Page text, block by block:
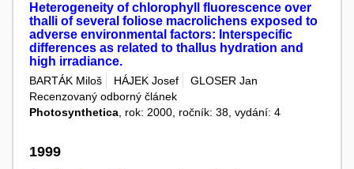
Heterogeneity of chlorophyll fluorescence over
thalli of several foliose macrolichens exposed to
adverse environmental factors: Interspecific
differences as related to thallus hydration and
high irradiance.
BARTÁK Miloš HÁJEK Josef
GLOSER Jan
Recenzovaný odborný článek
Photosynthetica, rok: 2000, ročník: 38, vydání: 4
1999